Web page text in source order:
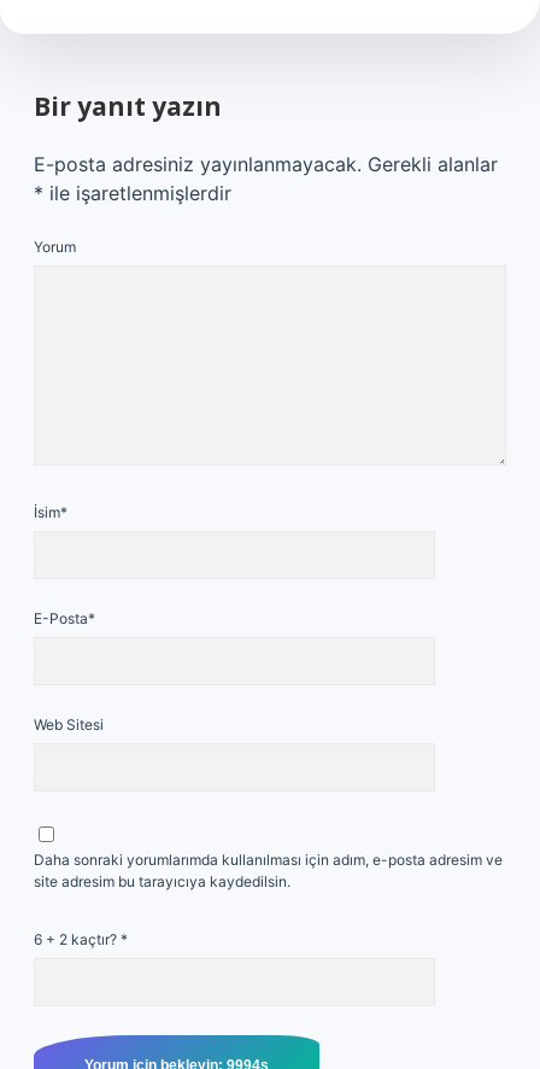
Bir yanıt yazın
E-posta adresiniz yayınlanmayacak. Gerekli alanlar
* ile işaretlenmişlerdir
Yorum
İsim*
E-Posta*
Web Sitesi
Daha sonraki yorumlarımda kullanılması için adım, e-posta adresim ve
site adresim bu tarayıcıya kaydedilsin.
6 + 2 kaçtır? *